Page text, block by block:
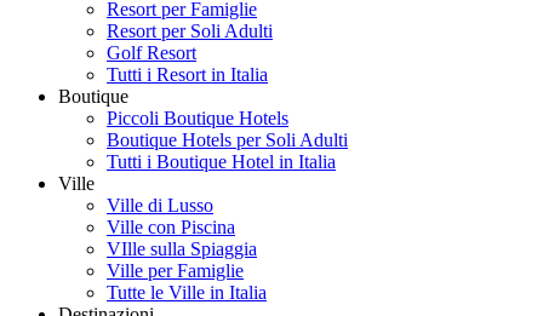
Resort per Famiglie
Resort per Soli Adulti
Golf Resort
Tutti i Resort in Italia
Boutique
Piccoli Boutique Hotels
Boutique Hotels per Soli Adulti
Tutti i Boutique Hotel in Italia
Ville
Ville di Lusso
Ville con Piscina
VIlle sulla Spiaggia
Ville per Famiglie
Tutte le Ville in Italia